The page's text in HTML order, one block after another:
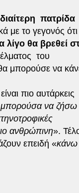
πατρίδα
με το γεγονός ότι
λίγο θα βρεθεί
του
μπορούσε να
είναι πιο αυτάρκεις
να ζήσω
ανθρώπινη».
επειδή «κάνω